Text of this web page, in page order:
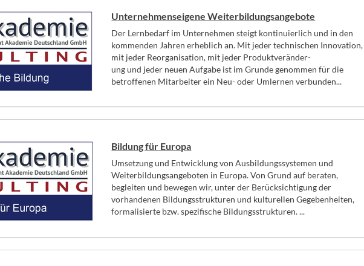
Unternehmenseigene Weiterbildungsangebote
Der Lernbedarf im Unternehmen steigt kontinuierlich und in den
kommenden Jahren erheblich an. Mit jeder technischen Innovation,
mit jeder Reorganisation, mit jeder Produktveränder-
ung und jeder neuen Aufgabe ist im Grunde genommen für die
betroffenen Mitarbeiter ein Neu- oder Umlernen verbunden...
Bildung für Europa
Umsetzung und Entwicklung von Ausbildungssystemen und
Weiterbildungsangeboten in Europa. Von Grund auf beraten,
begleiten und bewegen wir, unter der Berücksichtigung der
vorhandenen Bildungsstrukturen und kulturellen Gegebenheiten,
formalisierte bzw. spezifische Bildungsstrukturen. ...